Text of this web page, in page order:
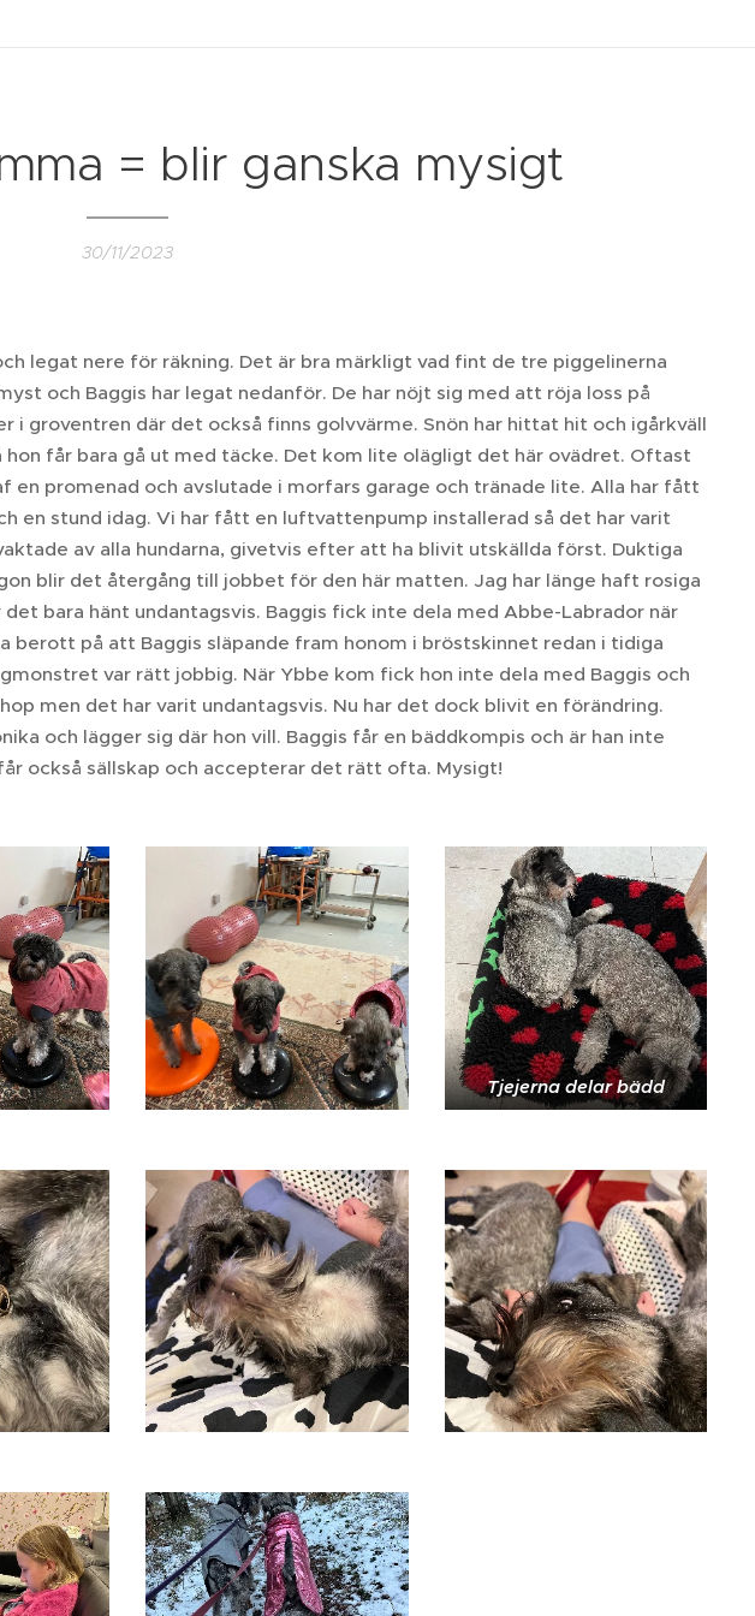
= blir ganska mysigt
30/11/2023
legat nere för räkning. Det är bra märkligt vad fint de tre piggelinerna
och Baggis har legat nedanför. De har nöjt sig med att röja loss på
groventren där det också finns golvvärme. Snön har hittat hit och igårkväll
hon får bara gå ut med täcke. Det kom lite olägligt det här ovädret. Oftast
en promenad och avslutade i morfars garage och tränade lite. Alla har fått
en stund idag. Vi har fått en luftvattenpump installerad så det har varit
av alla hundarna, givetvis efter att ha blivit utskällda först. Duktiga
blir det återgång till jobbet för den här matten. Jag har länge haft rosiga
bara hänt undantagsvis. Baggis fick inte dela med Abbe-Labrador när
berott på att Baggis släpande fram honom i bröstskinnet redan i tidiga
var rätt jobbig. När Ybbe kom fick hon inte dela med Baggis och
men det har varit undantagsvis. Nu har det dock blivit en förändring.
och lägger sig där hon vill. Baggis får en bäddkompis och är han inte
också sällskap och accepterar det rätt ofta. Mysigt!
Tjejerna delar bädd